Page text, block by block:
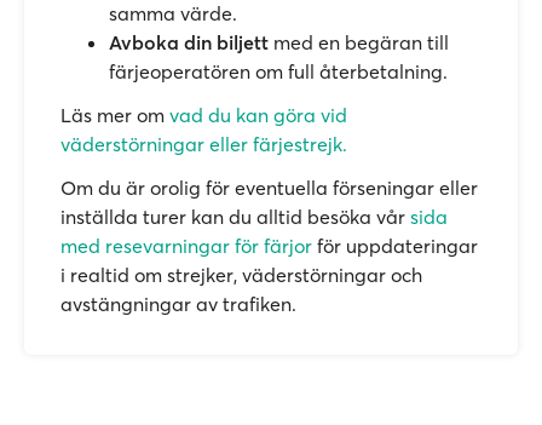
samma värde.
Avboka din biljett med en begäran till
färjeoperatören om full återbetalning.
Läs mer om vad du kan göra vid
väderstörningar eller färjestrejk.
Om du är orolig för eventuella förseningar eller
inställda turer kan du alltid besöka vår sida
med resevarningar för färjor för uppdateringar
i realtid om strejker, väderstörningar och
avstängningar av trafiken.